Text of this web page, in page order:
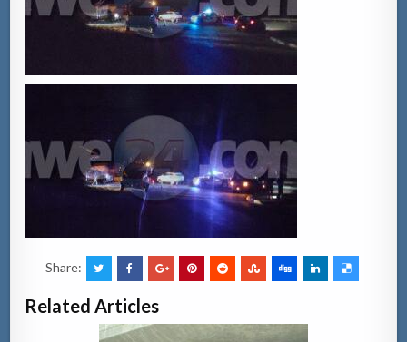
Share:
Related Articles